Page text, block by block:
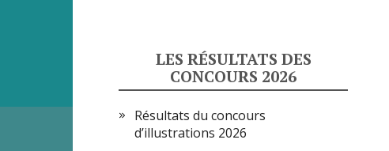
LES RÉSULTATS DES
CONCOURS 2026
Résultats du concours
d’illustrations 2026